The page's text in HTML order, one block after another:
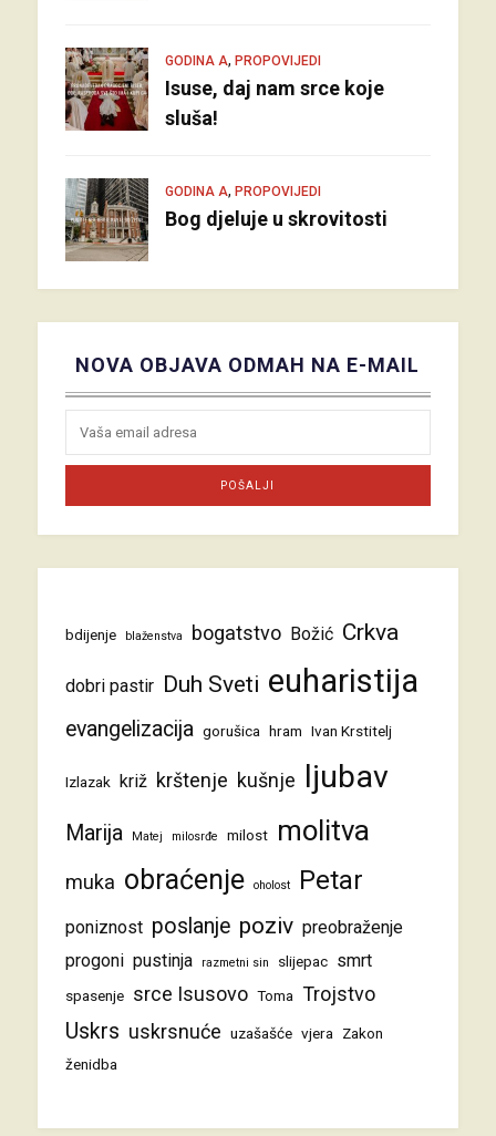
GODINA A, PROPOVIJEDI
Isuse, daj nam srce koje
sluša!
GODINA A, PROPOVIJEDI
Bog djeluje u skrovitosti
NOVA OBJAVA ODMAH NA E-MAIL
bdijenje blaženstva bogatstvo Božić Crkva
dobri pastir Duh Sveti euharistija
evangelizacija gorušica hram Ivan Krstitelj
Izlazak križ krštenje kušnje ljubav
Marija Matej milosrđe milost molitva
muka obraćenje oholost Petar
poniznost poslanje poziv preobraženje
progoni pustinja razmetni sin slijepac smrt
spasenje srce Isusovo Toma Trojstvo
Uskrs uskrsnuće uzašašće vjera
Zakon
ženidba